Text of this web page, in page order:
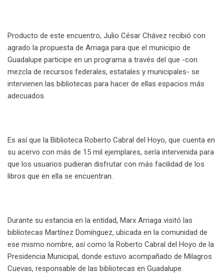
Producto de este encuentro, Julio César Chávez recibió con
agrado la propuesta de Arriaga para que el municipio de
Guadalupe participe en un programa a través del que -con
mezcla de recursos federales, estatales y municipales- se
intervienen las bibliotecas para hacer de ellas espacios más
adecuados.
Es así que la Biblioteca Roberto Cabral del Hoyo, que cuenta en
su acervo con más de 15 mil ejemplares, sería intervenida para
que los usuarios pudieran disfrutar con más facilidad de los
libros que en ella se encuentran.
Durante su estancia en la entidad, Marx Arriaga visitó las
bibliotecas Martínez Domínguez, ubicada en la comunidad de
ese mismo nombre, así como la Roberto Cabral del Hoyo de la
Presidencia Municipal, donde estuvo acompañado de Milagros
Cuevas, responsable de las bibliotecas en Guadalupe.